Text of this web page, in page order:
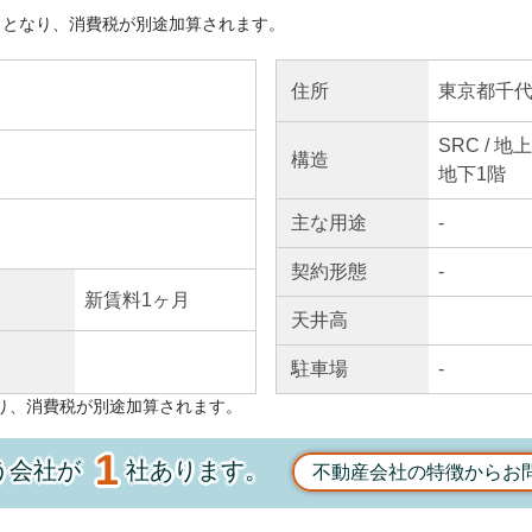
なり、消費税が別途加算されます。
新賃料1ヶ月
住所 東京都千
構造
SRC / 地
地下1階
主な用途 -
契約形態 -
天井高
駐車場 -
消費税が別途加算されます。
会社が1社あります。 不動産会社の特徴からお